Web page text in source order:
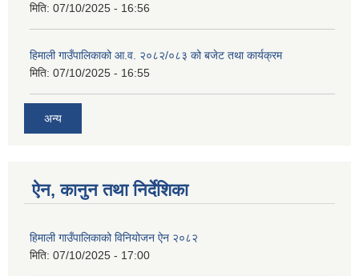
मिति: 07/10/2025 - 16:56
हिमाली गाउँपालिकाको आ.व. २०८२/०८३ को बजेट तथा कार्यक्रम
मिति: 07/10/2025 - 16:55
अन्य
ऐन, कानुन तथा निर्देशिका
हिमाली गाउँपालिकाको विनियोजन ऐन २०८२
मिति: 07/10/2025 - 17:00